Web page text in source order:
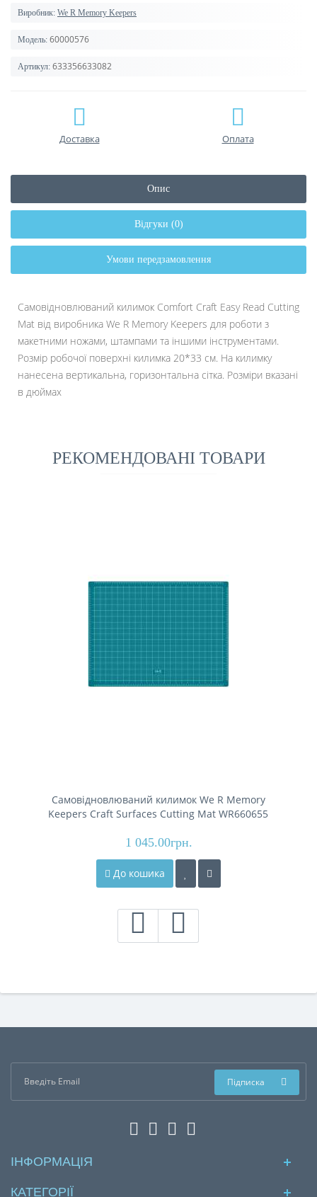
Виробник: We R Memory Keepers
Модель: 60000576
Артикул: 633356633082
Доставка Оплата
Опис
Відгуки (0)
Умови передзамовлення
Самовідновлюваний килимок Comfort Craft Easy Read Cutting
Mat від виробника We R Memory Keepers для роботи з
макетними ножами, штампами та іншими інструментами.
Розмір робочої поверхні килимка 20*33 см. На килимку
нанесена вертикальна, горизонтальна сітка. Розміри вказані
в дюймах
РЕКОМЕНДОВАНІ ТОВАРИ
Самовідновлюваний килимок We R Memory
Keepers Craft Surfaces Cutting Mat WR660655
1 045.00грн.
До кошика
Підписка
ІНФОРМАЦІЯ
КАТЕГОРІЇ